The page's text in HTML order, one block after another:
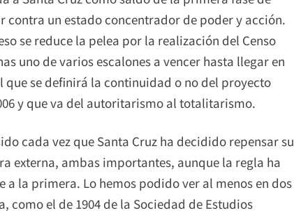
un estado concentrador de poder y acción.
se reduce la pelea por la realización del Censo
uno de varios escalones a vencer hasta llegar en
que se definirá la continuidad o no del proyecto
y que va del autoritarismo al totalitarismo.
cada vez que Santa Cruz ha decidido repensar su
externa, ambas importantes, aunque la regla ha
a la primera. Lo hemos podido ver al menos en dos
el de 1904 de la Sociedad de Estudios